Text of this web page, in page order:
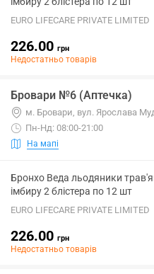
EURO LIFECARE PRIVATE LIMITED
226.00 грн
Недостатньо товарів
Бровари №6 (Аптечка)
м. Бровари, вул. Ярослава
Пн-Нд: 08:00-21:00
На мапі
Бронхо Веда льодяники
імбиру 2 блістера по 12 шт
EURO LIFECARE PRIVATE LIMITED
226.00 грн
Недостатньо товарів